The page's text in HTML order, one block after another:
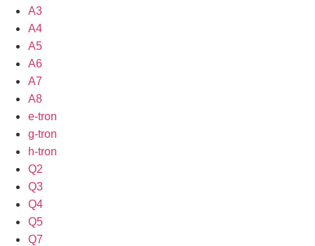
A3
A4
A5
A6
A7
A8
e-tron
g-tron
h-tron
Q2
Q3
Q4
Q5
Q7